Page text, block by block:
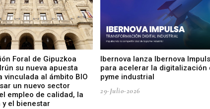
Foral de Gipuzkoa
su nueva apuesta
vinculada al ámbito BIO
un nuevo sector
empleo de calidad, la
y el bienestar
Ibernova lanza Ibernova
para acelerar la digitalización
pyme industrial
29-Julio-2026